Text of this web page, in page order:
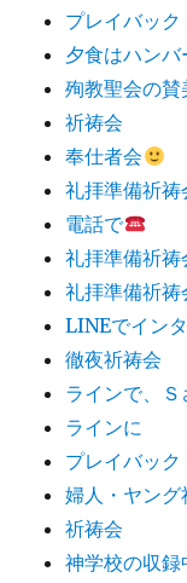
プレイバッ
夕食はハンバ
殉教聖会の
祈祷会
奉仕者会
礼拝準備祈祷
電話で
礼拝準備祈祷
礼拝準備祈祷
LINEでイン
徹夜祈祷会
ラインで、
ラインに
プレイバック
婦人・ヤング
祈祷会
神学校の収録